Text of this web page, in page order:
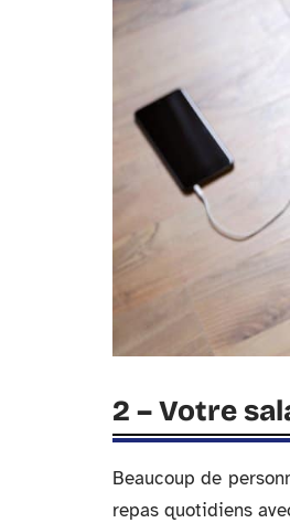
2 – Votre
Beaucoup de
repas quotidiens